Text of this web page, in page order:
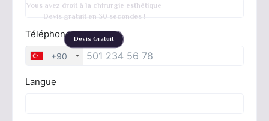
Vous avez droit à la chirurgie esthétique
Devis gratuit en 30 secondes !
Devis Gratuit